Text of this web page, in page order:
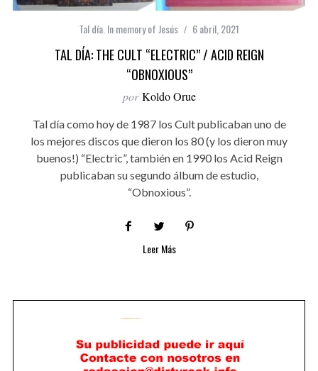
Tal día. In memory of Jesús 6 abril, 2021
TAL DÍA: THE CULT “ELECTRIC” / ACID REIGN
“OBNOXIOUS”
por Koldo Orue
Tal día como hoy de 1987 los Cult publicaban uno de
los mejores discos que dieron los 80 (y los dieron muy
buenos!) “Electric”, también en 1990 los Acid Reign
publicaban su segundo álbum de estudio,
“Obnoxious”.
Leer Más